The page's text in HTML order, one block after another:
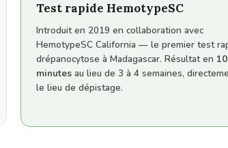
Test rapide HemotypeSC
Introduit en 2019 en collaboration avec
HemotypeSC California — le premier test
drépanocytose à Madagascar. Résultat en 10
minutesau lieu de 3 à 4 semaines,
le lieu de dépistage.